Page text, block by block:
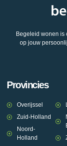
Begeleid wonen is
op jouw
Provincies
Overijssel
Zuid-Holland
Noord-
Holland